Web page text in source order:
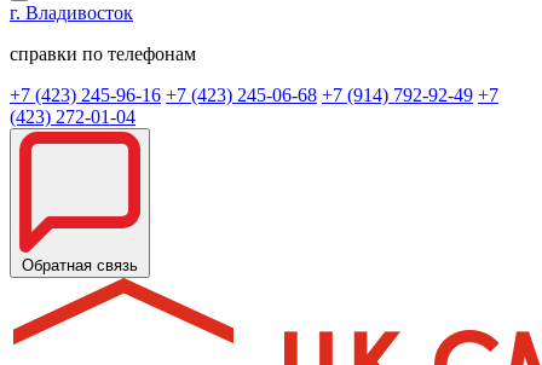
г. Владивосток
справки по телефонам
+7 (423) 245-96-16 +7 (423) 245-06-68 +7 (914) 792-92-49 +7
(423) 272-01-04
Обратная связь